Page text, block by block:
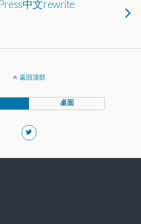
中文rewrite
返回顶部
桌面